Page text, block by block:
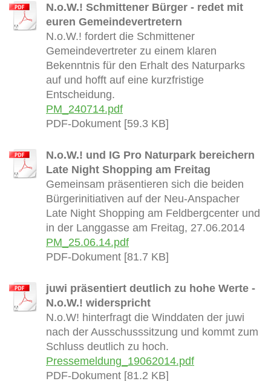
N.o.W.! Schmittener Bürger - redet mit
euren Gemeindevertretern
N.o.W.! fordert die Schmittener
Gemeindevertreter zu einem klaren
Bekenntnis für den Erhalt des Naturparks
auf und hofft auf eine kurzfristige
Entscheidung.
PM_240714.pdf
PDF-Dokument [59.3 KB]
N.o.W.! und IG Pro Naturpark bereichern
Late Night Shopping am Freitag
Gemeinsam präsentieren sich die beiden
Bürgerinitiativen auf der Neu-Anspacher
Late Night Shopping am Feldbergcenter und
in der Langgasse am Freitag, 27.06.2014
PM_25.06.14.pdf
PDF-Dokument [81.7 KB]
juwi präsentiert deutlich zu hohe Werte -
N.o.W.! widerspricht
N.o.W! hinterfragt die Winddaten der juwi
nach der Ausschusssitzung und kommt zum
Schluss deutlich zu hoch.
Pressemeldung_19062014.pdf
PDF-Dokument [81.2 KB]